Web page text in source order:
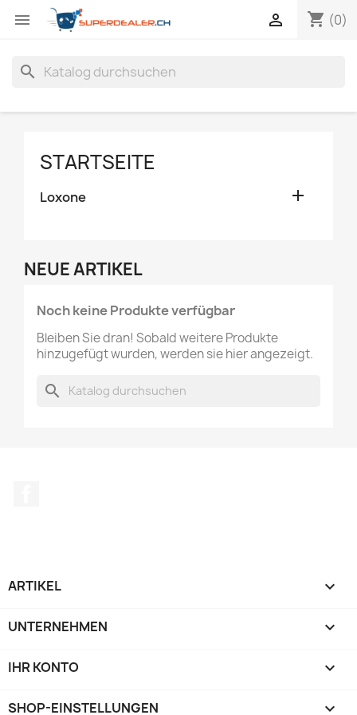
 shopping_cart (0)

search
STARTSEITE
Loxone 
NEUE ARTIKEL
Noch keine Produkte verfügbar
Bleiben Sie dran! Sobald weitere Produkte
hinzugefügt wurden, werden sie hier angezeigt.
search
ARTIKEL 
UNTERNEHMEN 
IHR KONTO 
SHOP-EINSTELLUNGEN keyboard_arrow_down